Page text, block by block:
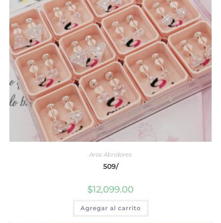
Aros Abridores
509/
$12,099.00
Agregar al carrito